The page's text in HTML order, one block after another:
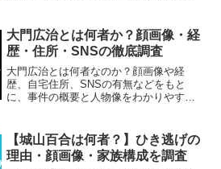
作への影響、確認情報と注意点まで詳し
くわかりやすく解説します。
大門広治とは何者か？顔画像・経
歴・住所・SNSの徹底調査
大門広治とは何者なのか？顔画像や経
歴、自宅住所、SNSの有無などをもと
に、事件の概要と人物像をわかりやすく
【城山百合は何者？】ひき逃げの
理由・顔画像・家族構成を調査